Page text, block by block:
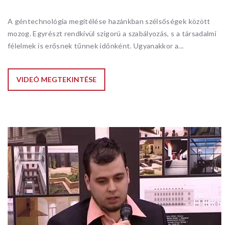
A géntechnológia megítélése hazánkban szélsőségek között
mozog. Egyrészt rendkívül szigorú a szabályozás, s a társadalmi
félelmek is erősnek tűnnek időnként. Ugyanakkor a...
VIDEÓ MEGTEKINTÉSE